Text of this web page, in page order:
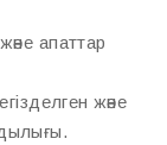
апаттар
және